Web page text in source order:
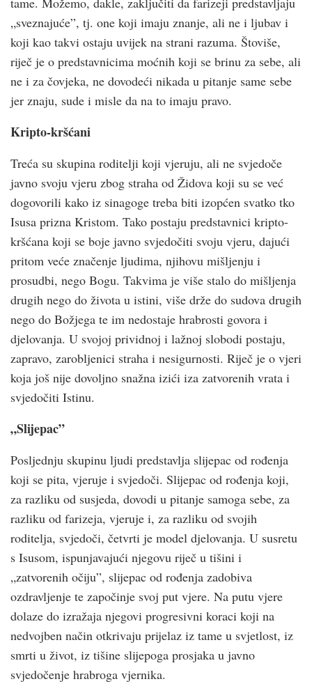
„sveznajuće”, tj. one koji imaju znanje, ali ne i ljubav i
koji kao takvi ostaju uvijek na strani razuma. Štoviše,
riječ je o predstavnicima moćnih koji se brinu za sebe, ali
ne i za čovjeka, ne dovodeći nikada u pitanje same sebe
jer znaju, sude i misle da na to imaju pravo.
Kripto-kršćani
Treća su skupina roditelji koji vjeruju, ali ne svjedoče
javno svoju vjeru zbog straha od Židova koji su se već
dogovorili kako iz sinagoge treba biti izopćen svatko tko
Isusa prizna Kristom. Tako postaju predstavnici kripto-
kršćana koji se boje javno svjedočiti svoju vjeru, dajući
pritom veće značenje ljudima, njihovu mišljenju i
prosudbi, nego Bogu. Takvima je više stalo do mišljenja
drugih nego do života u istini, više drže do sudova drugih
nego do Božjega te im nedostaje hrabrosti govora i
djelovanja. U svojoj prividnoj i lažnoj slobodi postaju,
zapravo, zarobljenici straha i nesigurnosti. Riječ je o vjeri
koja još nije dovoljno snažna izići iza zatvorenih vrata i
svjedočiti Istinu.
„Slijepac”
Posljednju skupinu ljudi predstavlja slijepac od rođenja
koji se pita, vjeruje i svjedoči. Slijepac od rođenja koji,
za razliku od susjeda, dovodi u pitanje samoga sebe, za
razliku od farizeja, vjeruje i, za razliku od svojih
roditelja, svjedoči, četvrti je model djelovanja. U susretu
s Isusom, ispunjavajući njegovu riječ u tišini i
„zatvorenih očiju”, slijepac od rođenja zadobiva
ozdravljenje te započinje svoj put vjere. Na putu vjere
dolaze do izražaja njegovi progresivni koraci koji na
nedvojben način otkrivaju prijelaz iz tame u svjetlost, iz
smrti u život, iz tišine slijepoga prosjaka u javno
svjedočenje hrabroga vjernika.